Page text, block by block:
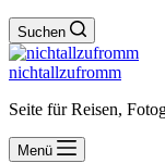
Suchen
nichtallzufromm
Seite für Reisen,
Menü